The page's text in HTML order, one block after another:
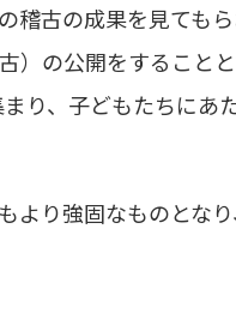
稽古の成果を見ても
）の公開をすること
り、子どもたちにあ
より強固なものとな